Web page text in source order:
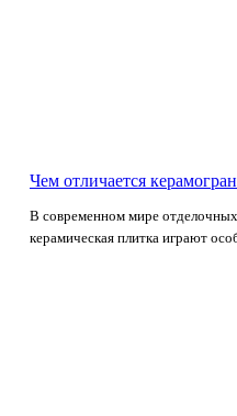
Чем отличается
В современном мире
керамическая плитка играют